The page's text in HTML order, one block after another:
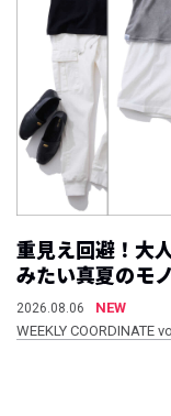
重見え回避！大
みたい真夏のモ
2026.08.06
NEW
WEEKLY COORDINATE